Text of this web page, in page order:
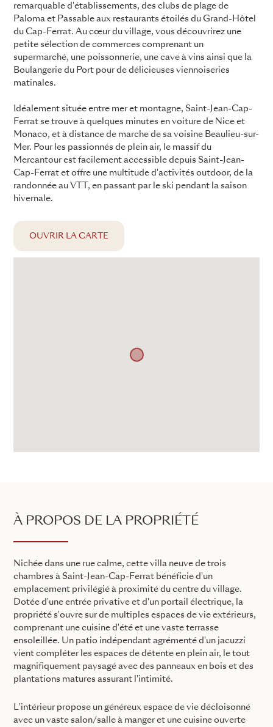
remarquable d'établissements, des clubs de plage de
Paloma et Passable aux restaurants étoilés du Grand-Hôtel
du Cap-Ferrat. Au cœur du village, vous découvrirez une
petite sélection de commerces comprenant un
supermarché, une poissonnerie, une cave à vins ainsi que la
Boulangerie du Port pour de délicieuses viennoiseries
matinales.
Idéalement située entre mer et montagne, Saint-Jean-Cap-
Ferrat se trouve à quelques minutes en voiture de Nice et
Monaco, et à distance de marche de sa voisine Beaulieu-sur-
Mer. Pour les passionnés de plein air, le massif du
Mercantour est facilement accessible depuis Saint-Jean-
Cap-Ferrat et offre une multitude d'activités outdoor, de la
randonnée au VTT, en passant par le ski pendant la saison
hivernale.
OUVRIR LA CARTE
À PROPOS DE LA PROPRIÉTÉ
Nichée dans une rue calme, cette villa neuve de trois
chambres à Saint-Jean-Cap-Ferrat bénéficie d'un
emplacement privilégié à proximité du centre du village.
Dotée d'une entrée privative et d'un portail électrique, la
propriété s'ouvre sur de multiples espaces de vie extérieurs,
comprenant une cuisine d'été et une vaste terrasse
ensoleillée. Un patio indépendant agrémenté d'un jacuzzi
vient compléter les espaces de détente en plein air, le tout
magnifiquement paysagé avec des panneaux en bois et des
plantations matures assurant l'intimité.
L'intérieur propose un généreux espace de vie décloisonné
avec un vaste salon/salle à manger et une cuisine ouverte